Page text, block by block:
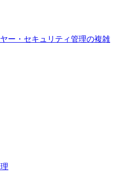
ー・セキュリティ管理の複雑